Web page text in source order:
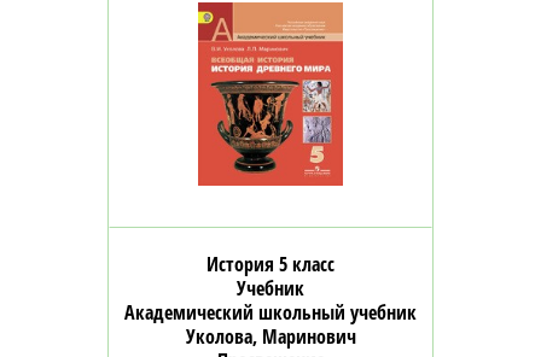
История 5 класс
Учебник
Академический школьный учебник
Уколова, Маринович